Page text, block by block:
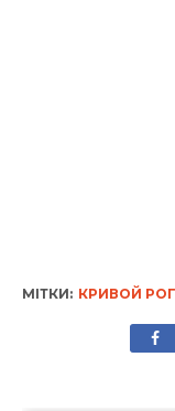
МІТКИ: КРИВОЙ РОГ